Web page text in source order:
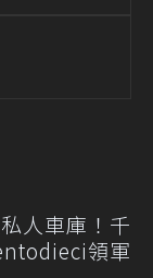
人車庫！千
領軍